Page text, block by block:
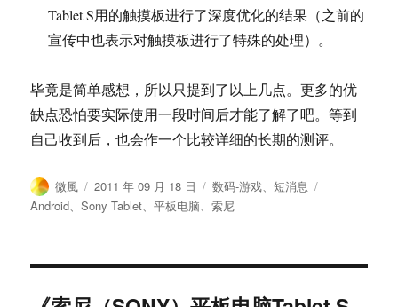
Tablet S用的触摸板进行了深度优化的结果（之前的
宣传中也表示对触摸板进行了特殊的处理）。
毕竟是简单感想，所以只提到了以上几点。更多的优
缺点恐怕要实际使用一段时间后才能了解了吧。等到
自己收到后，也会作一个比较详细的长期的测评。
作
者
微風
发
布
2011 年 09 月 18 日
分
类
数码-游戏、短消息
Android、Sony Tablet、平板电脑、索尼